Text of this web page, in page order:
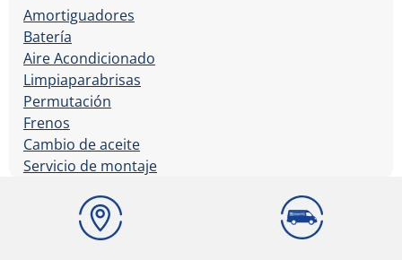
Amortiguadores
Batería
Aire Acondicionado
Limpiaparabrisas
Permutación
Frenos
Cambio de aceite
Servicio de montaje